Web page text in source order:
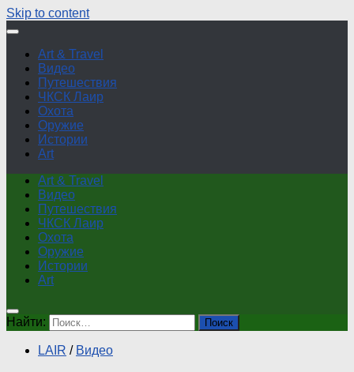
Skip to content
Art & Travel
Видео
Путешествия
ЧКСК Лаир
Охота
Оружие
Истории
Art
Art & Travel
Видео
Путешествия
ЧКСК Лаир
Охота
Оружие
Истории
Art
Найти:
LAIR / Видео